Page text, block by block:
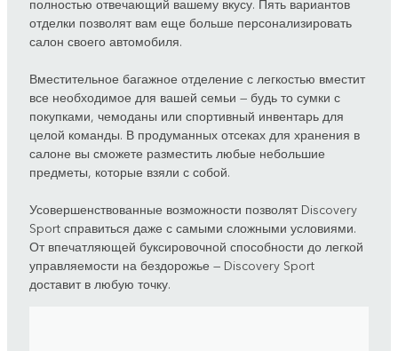
отделки позволят вам еще больше персонализировать
салон своего автомобиля.
Вместительное багажное отделение с легкостью вместит
все необходимое для вашей семьи — будь то сумки с
покупками, чемоданы или спортивный инвентарь для
целой команды. В продуманных отсеках для хранения в
салоне вы сможете разместить любые небольшие
предметы, которые взяли с собой.
Усовершенствованные возможности позволят Discovery
Sport справиться даже с самыми сложными условиями.
От впечатляющей буксировочной способности до легкой
управляемости на бездорожье — Discovery Sport
доставит в любую точку.